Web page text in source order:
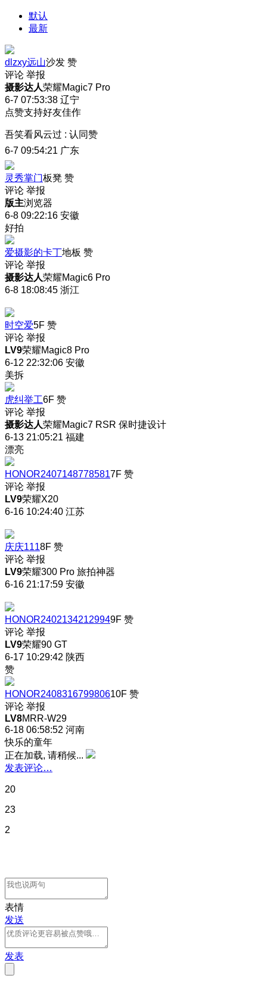
默认
最新
dlzxy远山沙发 赞
评论 举报
摄影达人荣耀Magic7 Pro
6-7 07:53:38 辽宁
点赞支持好友佳作
吾笑看风云过 : 认同赞
6-7 09:54:21 广东
灵秀掌门板凳 赞
评论 举报
版主浏览器
6-8 09:22:16 安徽
好拍
爱摄影的卡丁地板 赞
评论 举报
摄影达人荣耀Magic6 Pro
6-8 18:08:45 浙江
时空爱5F 赞
评论 举报
LV9荣耀Magic8 Pro
6-12 22:32:06 安徽
美拆
虎纠举工6F 赞
评论 举报
摄影达人荣耀Magic7 RSR 保时捷设计
6-13 21:05:21 福建
漂亮
HONOR24071487785817F 赞
评论 举报
LV9荣耀X20
6-16 10:24:40 江苏
庆庆1118F 赞
评论 举报
LV9荣耀300 Pro 旅拍神器
6-16 21:17:59 安徽
HONOR24021342129949F 赞
评论 举报
LV9荣耀90 GT
6-17 10:29:42 陕西
赞
HONOR240831679980610F 赞
评论 举报
LV8MRR-W29
6-18 06:58:52 河南
快乐的童年
正在加载, 请稍候...
发表评论…
20
23
2
表情
发送
发表